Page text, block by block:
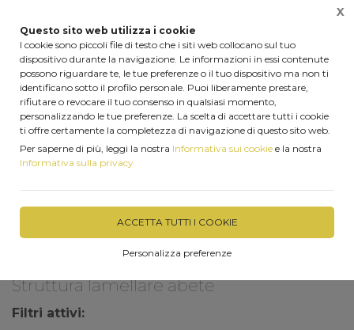
Questo sito web utilizza i cookie
I cookie sono piccoli file di testo che i siti web collocano sul tuo
dispositivo durante la navigazione. Le informazioni in essi contenute
possono riguardare te, le tue preferenze o il tuo dispositivo ma non ti
identificano sotto il profilo personale. Puoi liberamente prestare,
rifiutare o revocare il tuo consenso in qualsiasi momento,
personalizzando le tue preferenze. La scelta di accettare tutti i cookie
ti offre certamente la completezza di navigazione di questo sito web.
Per saperne di più, leggi la nostra Informativa sui cookie e la nostra
Informativa sulla privacy
ACCETTA TUTTI I COOKIE
Personalizza preferenze
X
Home Le nostre realizzazioni Struttura lamellare abete
Struttura in legno lamellare di abete impregnato color
castagno, copertura con tegole Onduvilla Color
FILTRA
Struttura lamellare abete
Filtri attivi: